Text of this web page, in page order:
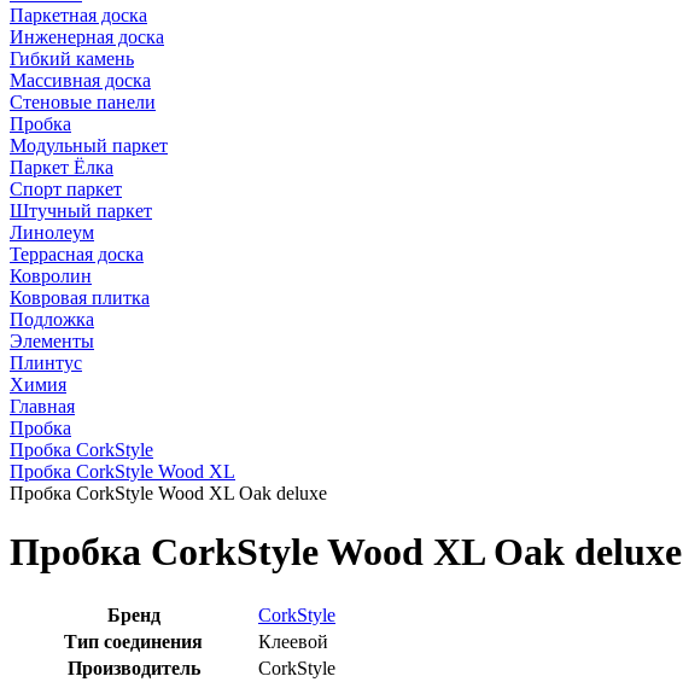
Паркетная доска
Инженерная доска
Гибкий камень
Массивная доска
Стеновые панели
Пробка
Модульный паркет
Паркет Ёлка
Спорт паркет
Штучный паркет
Линолеум
Террасная доска
Ковролин
Ковровая плитка
Подложка
Элементы
Плинтус
Химия
Главная
Пробка
Пробка CorkStyle
Пробка CorkStyle Wood XL
Пробка CorkStyle Wood XL Oak deluxe
Пробка CorkStyle Wood XL Oak deluxe
Бренд
CorkStyle
Тип соединения
Клеевой
Производитель
CorkStyle